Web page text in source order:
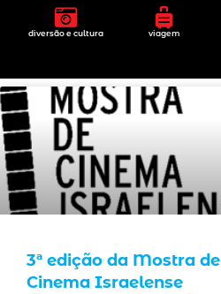
diversão e cultura viagem
3ª edição da Mostra de
Cinema Israelense